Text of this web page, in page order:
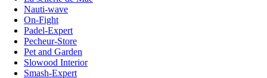
Nauti-wave
On-Fight
Padel-Expert
Pecheur-Store
Pet and Garden
Slowood Interior
Smash-Expert